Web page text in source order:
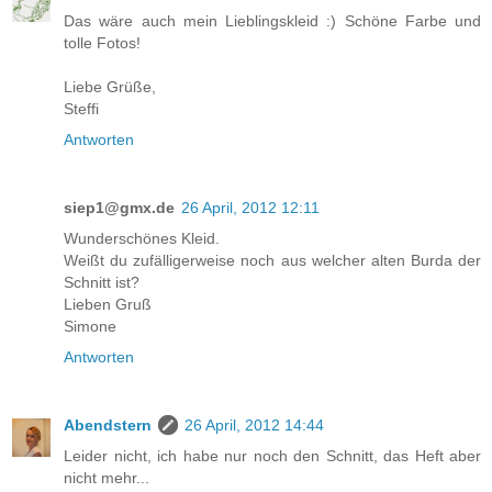
Das wäre auch mein Lieblingskleid :) Schöne Farbe und
tolle Fotos!
Liebe Grüße,
Steffi
Antworten
siep1@gmx.de 26 April, 2012 12:11
Wunderschönes Kleid.
Weißt du zufälligerweise noch aus welcher alten Burda der
Schnitt ist?
Lieben Gruß
Simone
Antworten
Abendstern
26 April, 2012 14:44
Leider nicht, ich habe nur noch den Schnitt, das Heft aber
nicht mehr...